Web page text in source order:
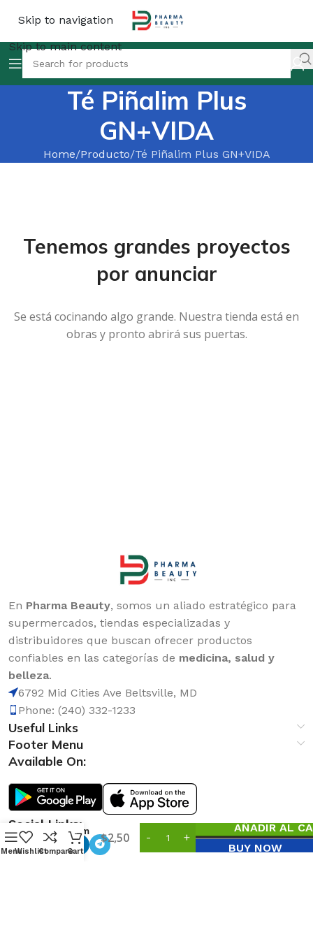
Skip to navigation
Skip to main content
Té Piñalim Plus
GN+VIDA
Home Producto Té Piñalim Plus GN+VIDA
Tenemos grandes proyectos
por anunciar
Se está cocinando algo grande. Nuestra tienda está en
obras y pronto abrirá sus puertas.
En Pharma Beauty, somos un aliado estratégico para
supermercados, tiendas especializadas y
distribuidores que buscan ofrecer productos
confiables en las categorías de medicina, salud y
belleza.
6792 Mid Cities Ave Beltsville, MD
Phone: (240) 332-1233
Useful Links
Footer Menu
Available On:
Social Links:
Té
Piñalim
Plus
GN+VIDA
$2,50
AÑADIR AL
BUY NOW
MenuWishlistCompare
0
Cart